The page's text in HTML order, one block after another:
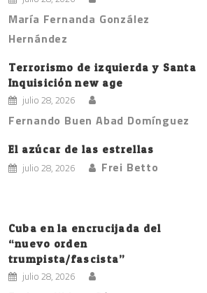
María Fernanda González
Hernández
Terrorismo de izquierda y Santa
Inquisición new age
julio 28, 2026
Fernando Buen Abad Domínguez
El azúcar de las estrellas
julio 28, 2026 Frei Betto
Cuba en la encrucijada del
“nuevo orden
trumpista/fascista”
julio 28, 2026